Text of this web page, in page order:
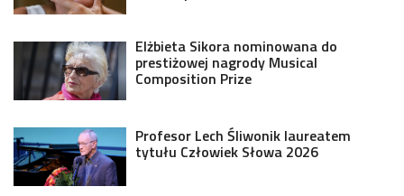
Elżbieta Sikora nominowana do
prestiżowej nagrody Musical
Composition Prize
Profesor Lech Śliwonik laureatem
tytułu Człowiek Słowa 2026